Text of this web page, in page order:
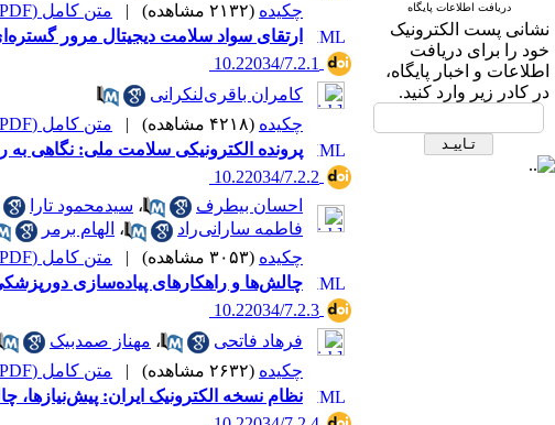
دریافت اطلاعات پایگاه
نشانی پست الکترونیک
خود را برای دریافت
اطلاعات و اخبار پایگاه،
در کادر زیر وارد کنید.
چکیده (۲۱۳۲ مشاهده) | متن کامل (PDF)
ارتقای سواد سلامت دیجیتال مرور
‎ 10.22034/7.2.1
کامران باقری‌لنکرانی
چکیده (۴۲۱۸ مشاهده) | متن کامل (PDF)
پرونده الکترونیکی سلامت ملی: نگاهی به
‎ 10.22034/7.2.2
احسان بیطرف
، سیدمحمود تارا
فاطمه سارانی‌راد
، الهام برمر
چکیده (۳۰۵۳ مشاهده) | متن کامل (PDF)
چالش‌ها و راهکارهای پیاده‌سازی
‎ 10.22034/7.2.3
فرهاد فاتحی
، مهناز صمدبیک
چکیده (۲۶۳۲ مشاهده) | متن کامل (PDF)
نظام نسخه الکترونیک ایران: پیش‌نیازها،